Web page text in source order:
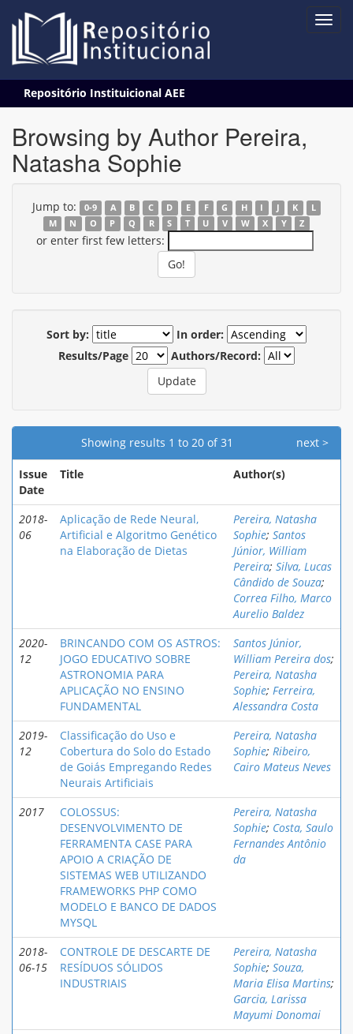
navigation
Repositório Instituicional AEE
Browsing by Author Pereira,
Natasha Sophie
Jump to: 0-9 A B C D E F G H I J K
L
M
N O P Q R S T U V W X Y Z
or enter first few letters:
Sort by:
In order:
Results/Page
Authors/Record:
Showing results 1 to 20 of 31 next >
Issue
Date
Title Author(s)
2018-
06
Aplicação de Rede Neural,
Artificial e Algoritmo Genético
na Elaboração de Dietas
Pereira, Natasha
Sophie; Santos
Júnior, William
Pereira; Silva, Lucas
Cândido de Souza;
Correa Filho, Marco
Aurelio Baldez
2020-
12
BRINCANDO COM OS ASTROS:
JOGO EDUCATIVO SOBRE
ASTRONOMIA PARA
APLICAÇÃO NO ENSINO
FUNDAMENTAL
Santos Júnior,
William Pereira dos;
Pereira, Natasha
Sophie; Ferreira,
Alessandra Costa
2019-
12
Classificação do Uso e
Cobertura do Solo do Estado
de Goiás Empregando Redes
Neurais Artificiais
Pereira, Natasha
Sophie; Ribeiro,
Cairo Mateus Neves
2017
COLOSSUS:
DESENVOLVIMENTO DE
FERRAMENTA CASE PARA
APOIO A CRIAÇÃO DE
SISTEMAS WEB UTILIZANDO
FRAMEWORKS PHP COMO
MODELO E BANCO DE DADOS
MYSQL
Pereira, Natasha
Sophie; Costa, Saulo
Fernandes Antônio
da
2018-
06-15
CONTROLE DE DESCARTE DE
RESÍDUOS SÓLIDOS
INDUSTRIAIS
Pereira, Natasha
Sophie; Souza,
Maria Elisa Martins;
Garcia, Larissa
Mayumi Donomai